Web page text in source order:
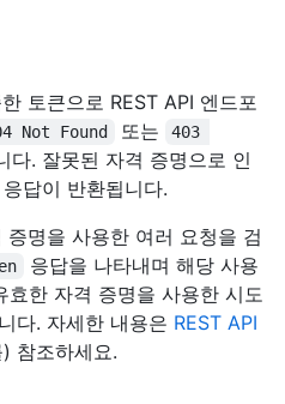
토큰으로 REST API 엔드포
Not Found 또는
403
다. 잘못된 자격 증명으로 인
응답이 반환됩니다.
명을 사용한 여러 요청을 검
응답을 나타내며 해당 사용
한 자격 증명을 사용한 시도
다. 자세한 내용은 REST API
참조하세요.